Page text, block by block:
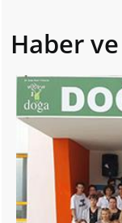
Haber